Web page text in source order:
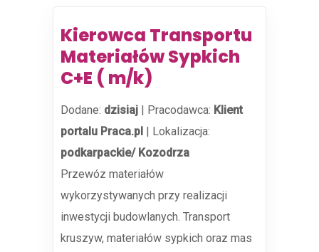
Kierowca Transportu
Materiałów Sypkich
C+E ( m/k)
Dodane: dzisiaj | Pracodawca: Klient
portalu Praca.pl | Lokalizacja:
podkarpackie/ Kozodrza
Przewóz materiałów
wykorzystywanych przy realizacji
inwestycji budowlanych. Transport
kruszyw, materiałów sypkich oraz mas